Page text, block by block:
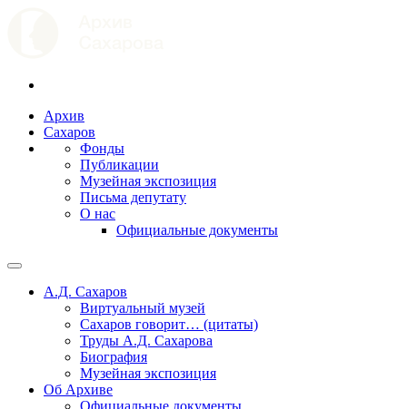
Архив
Сахаров
Фонды
Публикации
Музейная экспозиция
Письма депутату
О нас
Официальные документы
А.Д. Сахаров
Виртуальный музей
Сахаров говорит… (цитаты)
Труды А.Д. Сахарова
Биография
Музейная экспозиция
Об Архиве
Официальные документы